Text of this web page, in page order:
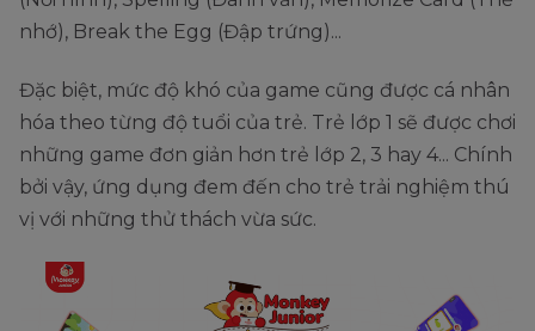
nhớ), Break the Egg (Đập trứng)...
Đặc biệt, mức độ khó của game cũng được cá nhân
hóa theo từng độ tuổi của trẻ. Trẻ lớp 1 sẽ được chơi
những game đơn giản hơn trẻ lớp 2, 3 hay 4... Chính
bởi vậy, ứng dụng đem đến cho trẻ trải nghiệm thú
vị với những thử thách vừa sức.